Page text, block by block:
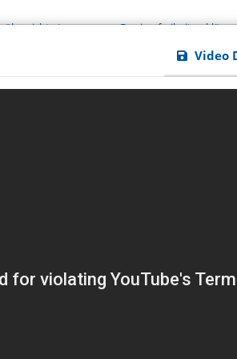
Internet-Erlebnis zu
um zu verstehen, woher unsere
Referenzen News
Impressum
Video